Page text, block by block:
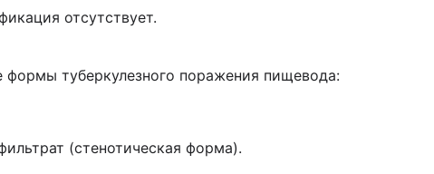
отсутствует.
формы туберкулезного поражения пищевода:
(стенотическая форма).